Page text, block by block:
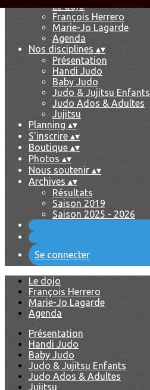
Le dojo
François Herrero
Marie-Jo Lagarde
Agenda
Nos disciplines ▴▾
Présentation
Handi Judo
Baby Judo
Judo & Jujitsu Enfants
Judo Ados & Adultes
Jujitsu
Planning ▴▾
S'inscrire ▴▾
Boutique ▴▾
Photos ▴▾
Nous soutenir ▴▾
Archives ▴▾
Résultats
Saison 2019
Saison 2025 - 2026
Se connecter
Le dojo
François Herrero
Marie-Jo Lagarde
Agenda
Présentation
Handi Judo
Baby Judo
Judo & Jujitsu Enfants
Judo Ados & Adultes
Jujitsu